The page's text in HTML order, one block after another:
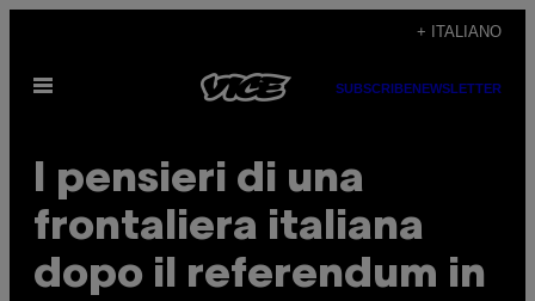
contenuto
+ ITALIANO
Apri
SUBSCRIBENEWSLETTER
I pensieri di una
frontaliera italiana
dopo il referendum in